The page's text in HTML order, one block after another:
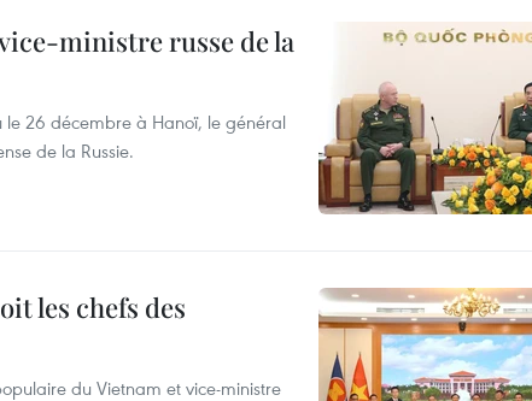
ministre russe de la
le 26 décembre à Hanoï, le général
de la Russie.
les chefs des
du Vietnam et vice-ministre